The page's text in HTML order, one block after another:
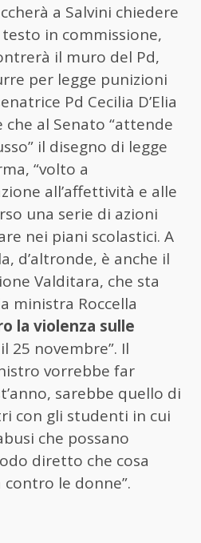
a Salvini chiedere
in commissione,
il muro del Pd,
per legge punizioni
Pd Cecilia D’Elia
al Senato “attende
il disegno di legge
“volto a
all’affettività e alle
una serie di azioni
nei piani scolastici. A
d’altronde, è anche il
Valditara, che sta
ministra Roccella
la violenza sulle
25 novembre”. Il
vorrebbe far
sarebbe quello di
con gli studenti in cui
che possano
diretto che cosa
contro le donne”.